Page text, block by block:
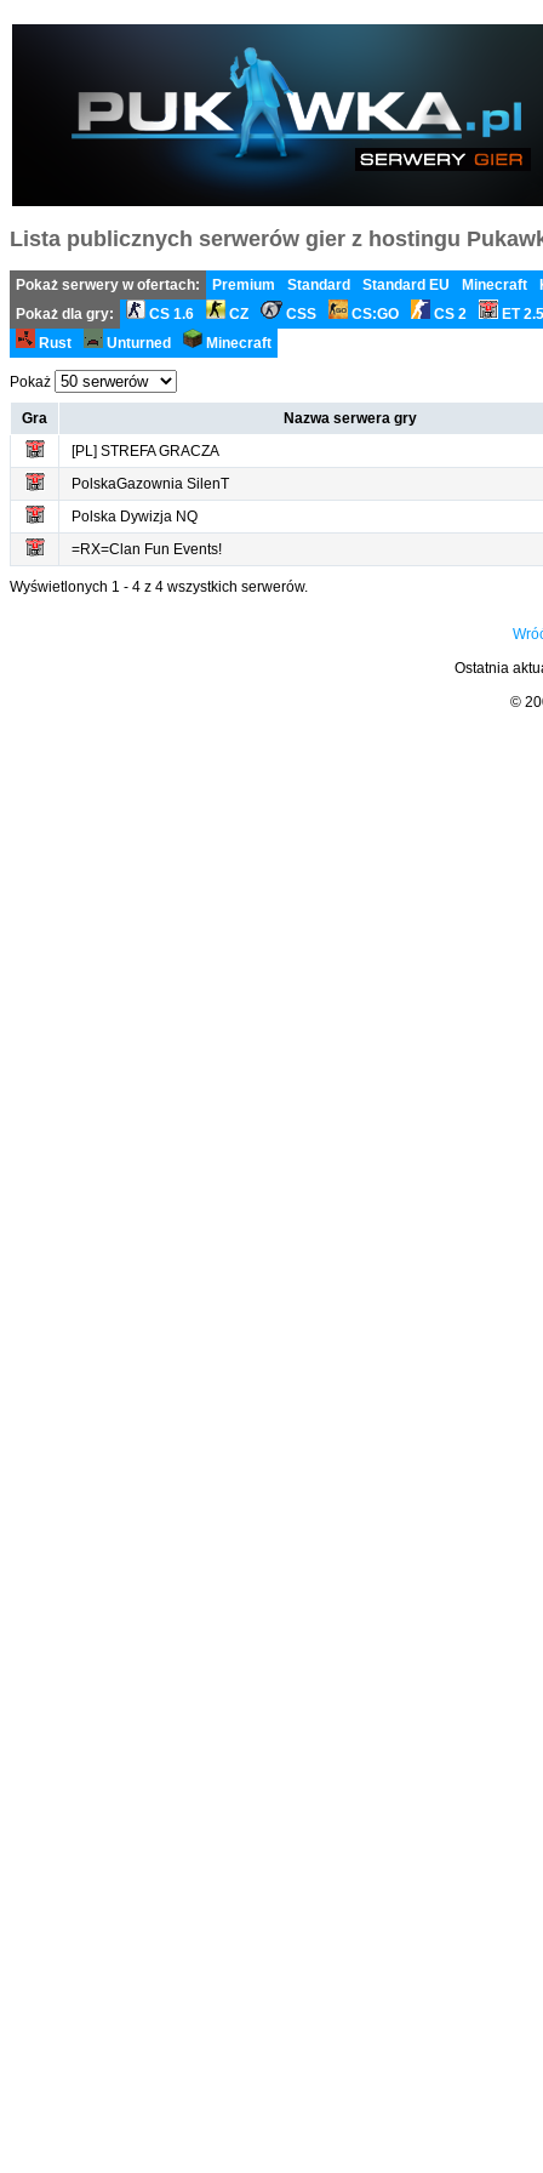
Lista publicznych serwerów gier z hostingu
Pokaż serwery w ofertach: Premium Standard Standard EU Minecraft
Pokaż dla gry:
CS 1.6 CZ CSS CS:GO CS 2
ET
Rust
Unturned Minecraft
Pokaż
Gra
Nazwa serwera gry
[PL] STREFA GRACZA
PolskaGazownia SilenT
Polska Dywizja NQ
=RX=Clan Fun Events!
Wyświetlonych 1 - 4 z 4 wszystkich serwerów.
Ostatnia
©